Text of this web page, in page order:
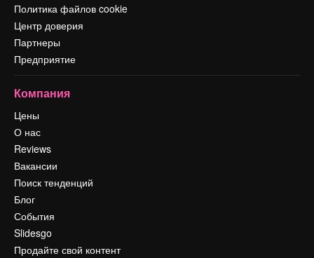
Политика файлов cookie
Центр доверия
Партнеры
Предприятие
Компания
Цены
О нас
Reviews
Вакансии
Поиск тенденций
Блог
События
Slidesgo
Продайте свой контент